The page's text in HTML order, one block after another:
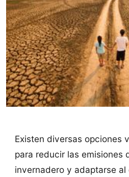
Existen diversas opciones
para reducir las emisiones
invernadero y adaptarse